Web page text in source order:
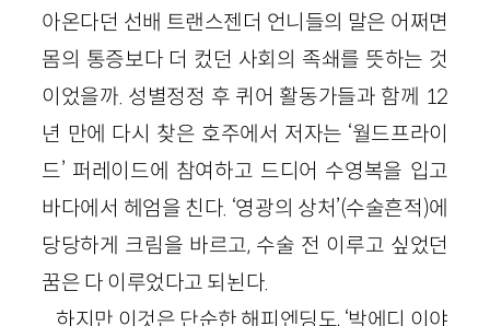
아온다던 선배 트랜스젠더 언니들의 말은 어쩌면
몸의 통증보다 더 컸던 사회의 족쇄를 뜻하는 것
이었을까. 성별정정 후 퀴어 활동가들과 함께 12
년 만에 다시 찾은 호주에서 저자는 ‘월드프라이
드’ 퍼레이드에 참여하고 드디어 수영복을 입고
바다에서 헤엄을 친다. ‘영광의 상처’(수술흔적)에
당당하게 크림을 바르고, 수술 전 이루고 싶었던
꿈은 다 이루었다고 되뇐다.
하지만 이것은 단순한 해피엔딩도, ‘박에디 이야